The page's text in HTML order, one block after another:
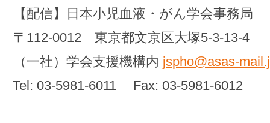
【配信】日本小児血液・がん学会事務局
〒112-0012 東京都文京区大塚5-3-13-4
（一社）学会支援機構内 jspho@asas-
Tel: 03-5981-6011 Fax: 03-5981-6012